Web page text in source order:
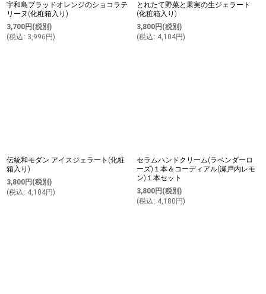
宇和島ブラッドオレンジのショコラテ
リーヌ(化粧箱入り)
3,700円 (税別)
(税込 : 3,996 円)
とれたて野菜と果実の生ジェラート
(化粧箱入り)
3,800円 (税別)
(税込 : 4,104円)
伝統和モダン アイスジェラート(化粧
箱入り)
3,800円 (税別)
(税込 : 4,104円)
セラムハンドクリーム(ラベンダーロ
ーズ)１本＆コーディアル(瀬戸内レモ
ン)１本セット
3,800円 (税別)
(税込 : 4,180 円)